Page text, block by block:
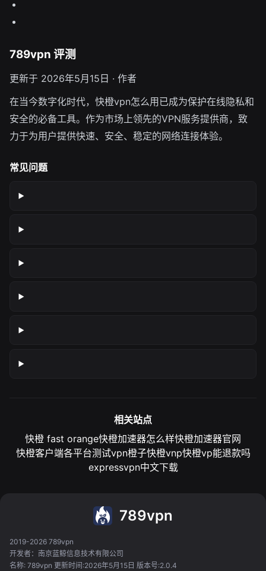
789vpn 评测
更新于 2026年5月15日 · 作者
在当今数字化时代，快橙vpn怎么用已成为保护在线隐私和
安全的必备工具。作为市场上领先的VPN服务提供商，致
力于为用户提供快速、安全、稳定的网络连接体验。
常见问题
相关站点
快橙 fast orange快橙加速器怎么样快橙加速器官网
快橙客户端各平台测试vpn橙子快橙vnp快橙vp能退款吗
expressvpn中文下载
789vpn
2019-2026 789vpn
开发者：南京蓝鲸信息技术有限公司
名称: 789vpn 更新时间:2026年5月15日 版本号:2.0.4